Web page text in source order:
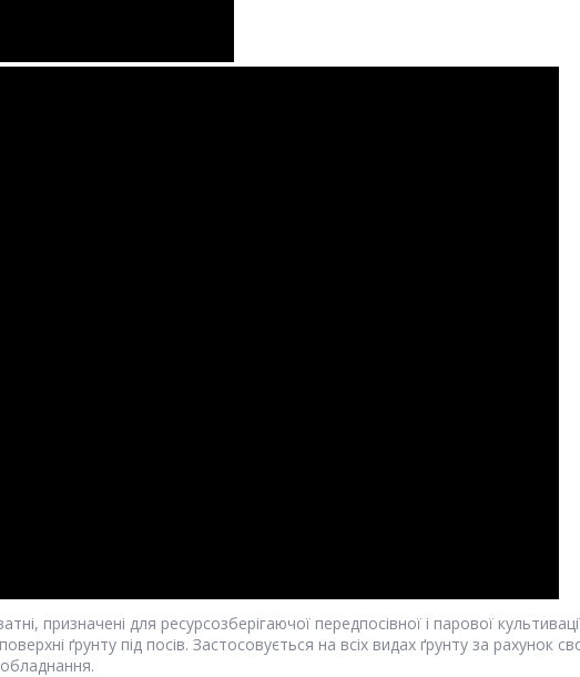
призначені для ресурсозберігаючої передпосівної і парової
ґрунту під посів. Застосовується на всіх видах ґрунту за рахунок